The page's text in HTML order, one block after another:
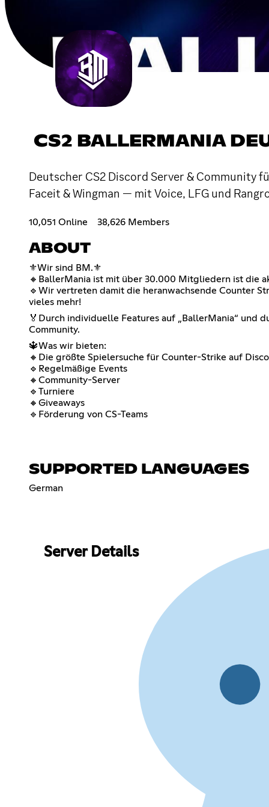
CS2 BALLERMANIA
Deutscher CS2 Discord Server & Community
Faceit & Wingman — mit Voice, LFG und
10,051 Online 38,626 Members
ABOUT
⚜️Wir sind BM.⚜️
🔸BallerMania ist mit über 30.000 Mitgliedern ist die
🔹Wir vertreten damit die heranwachsende Counter
vieles mehr!
🏅Durch individuelle Features auf „BallerMania“ und
Community.
🔱Was wir bieten:
🔸Die größte Spielersuche für Counter-Strike auf
🔹Regelmäßige Events
🔸Community-Server
🔹Turniere
🔸Giveaways
🔹Förderung von CS-Teams
SUPPORTED LANGUAGES
German
Server Details